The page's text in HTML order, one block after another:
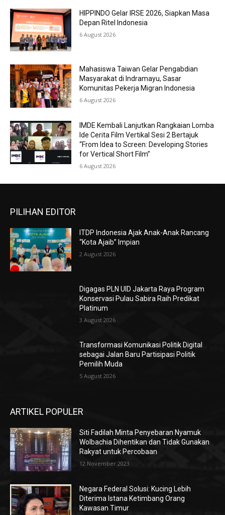
HIPPINDO Gelar IRSE 2026, Siapkan Masa
Depan Ritel Indonesia
6 August 2026
Mahasiswa Taiwan Gelar Pengabdian
Masyarakat di Indramayu, Sasar
Komunitas Pekerja Migran Indonesia
6 August 2026
IMDE Kembali Lanjutkan Rangkaian Lomba
Ide Cerita Film Vertikal Sesi 2 Bertajuk
“From Idea to Screen: Developing Stories
for Vertical Short Film”
6 August 2026
PILIHAN EDITOR
ITDP Indonesia Ajak Anak-Anak Rancang
“Kota Ajaib” Impian
2 August 2026
Digagas PLN UID Jakarta Raya Program
Konservasi Pulau Sabira Raih Predikat
Platinum
3 August 2026
Transformasi Komunikasi Politik Digital
sebagai Jalan Baru Partisipasi Politik
Pemilih Muda
5 August 2026
ARTIKEL POPULER
Siti Fadilah Minta Penyebaran Nyamuk
Wolbachia Dihentikan dan Tidak Gunakan
Rakyat untuk Percobaan
12 November 2023
Negara Federal Solusi: Kucing Lebih
Diterima Istana Ketimbang Orang
Kawasan Timur